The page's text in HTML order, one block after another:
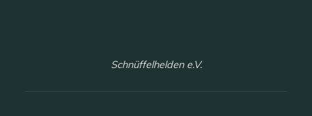
Schnüffelhelden e.V.